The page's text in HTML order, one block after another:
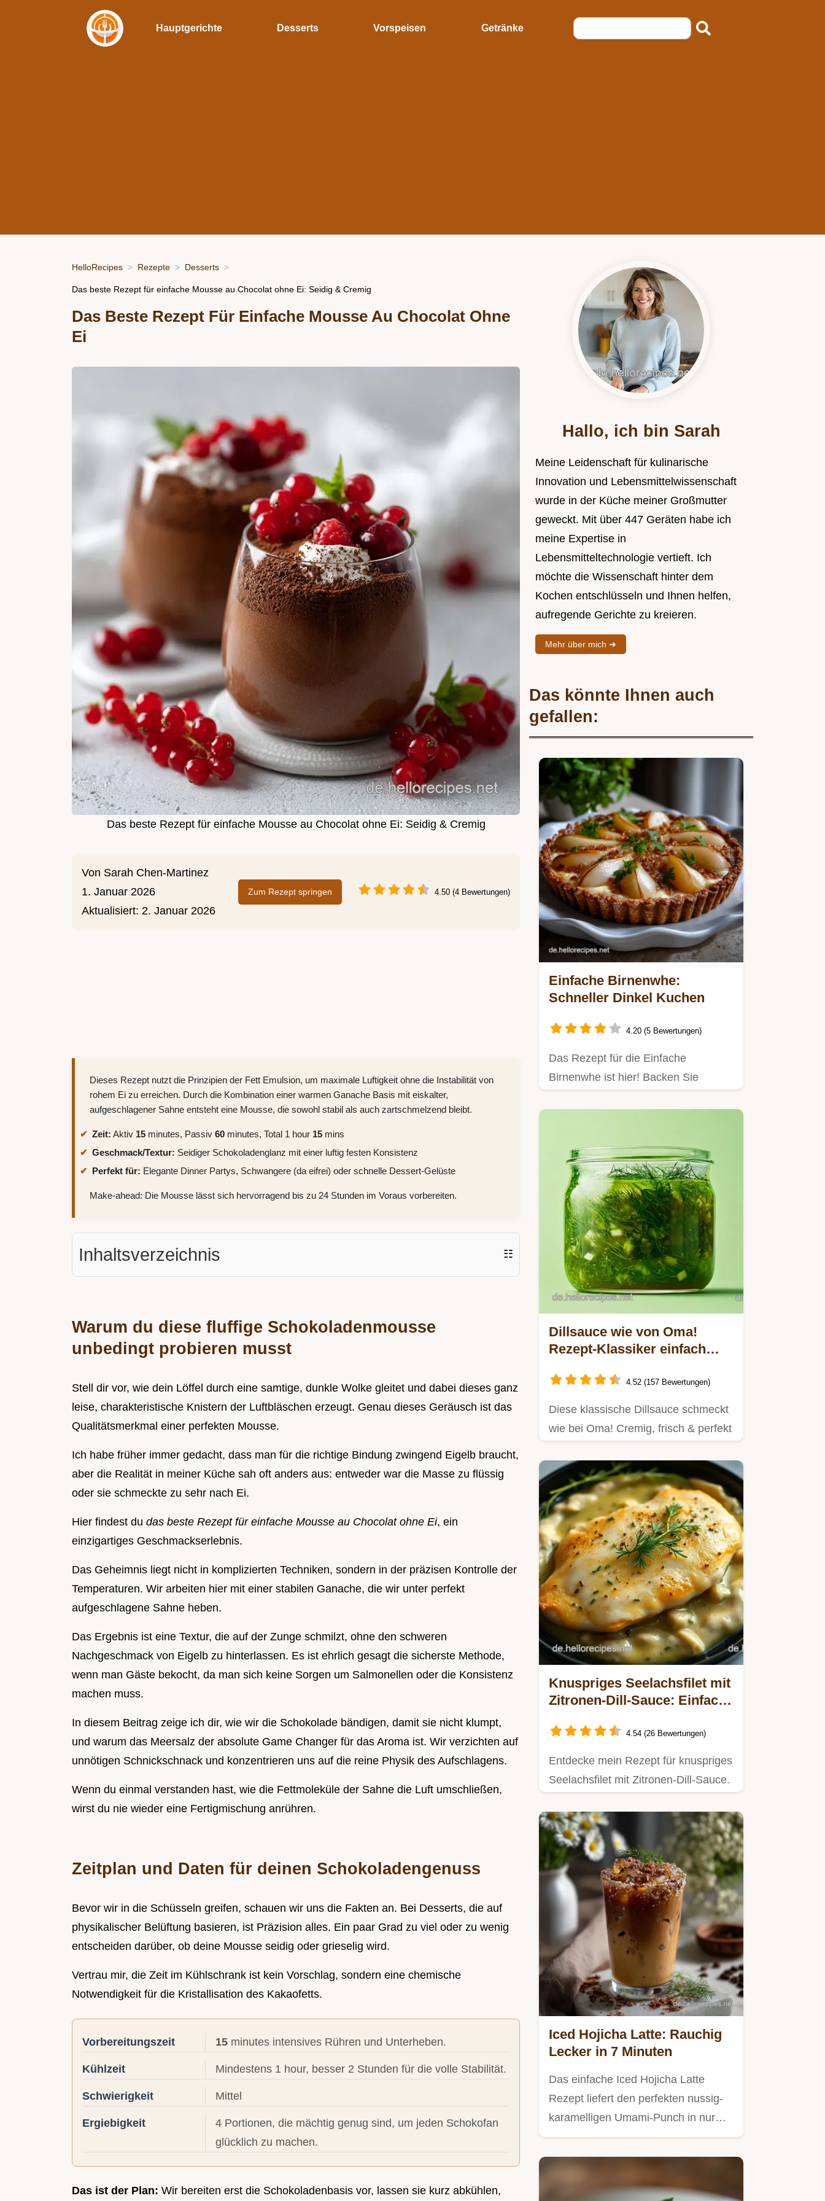
Hauptgerichte Desserts Vorspeisen Getränke
HelloRecipes Rezepte Desserts
Das beste Rezept für einfache Mousse au Chocolat ohne Ei: Seidig & Cremig
Das Beste Rezept Für Einfache Mousse Au Chocolat Ohne
Ei
Das beste Rezept für einfache Mousse au Chocolat ohne Ei: Seidig & Cremig
Von Sarah Chen-Martinez
1. Januar 2026
Aktualisiert: 2. Januar 2026
Zum Rezept springen 4.50 (4 Bewertungen)
Dieses Rezept nutzt die Prinzipien der Fett Emulsion, um maximale Luftigkeit ohne die Instabilität von
rohem Ei zu erreichen. Durch die Kombination einer warmen Ganache Basis mit eiskalter,
aufgeschlagener Sahne entsteht eine Mousse, die sowohl stabil als auch zartschmelzend bleibt.
Zeit: Aktiv 15 minutes, Passiv 60 minutes, Total 1 hour 15 mins
Geschmack/Textur: Seidiger Schokoladenglanz mit einer luftig festen Konsistenz
Perfekt für: Elegante Dinner Partys, Schwangere (da eifrei) oder schnelle Dessert-Gelüste
Make-ahead: Die Mousse lässt sich hervorragend bis zu 24 Stunden im Voraus vorbereiten.
Inhaltsverzeichnis ☷
Warum du diese fluffige Schokoladenmousse
unbedingt probieren musst
Stell dir vor, wie dein Löffel durch eine samtige, dunkle Wolke gleitet und dabei dieses ganz
leise, charakteristische Knistern der Luftbläschen erzeugt. Genau dieses Geräusch ist das
Qualitätsmerkmal einer perfekten Mousse.
Ich habe früher immer gedacht, dass man für die richtige Bindung zwingend Eigelb braucht,
aber die Realität in meiner Küche sah oft anders aus: entweder war die Masse zu flüssig
oder sie schmeckte zu sehr nach Ei.
Hier findest du das beste Rezept für einfache Mousse au Chocolat ohne Ei, ein
einzigartiges Geschmackserlebnis.
Das Geheimnis liegt nicht in komplizierten Techniken, sondern in der präzisen Kontrolle der
Temperaturen. Wir arbeiten hier mit einer stabilen Ganache, die wir unter perfekt
aufgeschlagene Sahne heben.
Das Ergebnis ist eine Textur, die auf der Zunge schmilzt, ohne den schweren
Nachgeschmack von Eigelb zu hinterlassen. Es ist ehrlich gesagt die sicherste Methode,
wenn man Gäste bekocht, da man sich keine Sorgen um Salmonellen oder die Konsistenz
machen muss.
In diesem Beitrag zeige ich dir, wie wir die Schokolade bändigen, damit sie nicht klumpt,
und warum das Meersalz der absolute Game Changer für das Aroma ist. Wir verzichten auf
unnötigen Schnickschnack und konzentrieren uns auf die reine Physik des Aufschlagens.
Wenn du einmal verstanden hast, wie die Fettmoleküle der Sahne die Luft umschließen,
wirst du nie wieder eine Fertigmischung anrühren.
Zeitplan und Daten für deinen Schokoladengenuss
Bevor wir in die Schüsseln greifen, schauen wir uns die Fakten an. Bei Desserts, die auf
physikalischer Belüftung basieren, ist Präzision alles. Ein paar Grad zu viel oder zu wenig
entscheiden darüber, ob deine Mousse seidig oder grieselig wird.
Vertrau mir, die Zeit im Kühlschrank ist kein Vorschlag, sondern eine chemische
Notwendigkeit für die Kristallisation des Kakaofetts.
Vorbereitungszeit 15 minutes intensives Rühren und Unterheben.
Kühlzeit Mindestens 1 hour, besser 2 Stunden für die volle Stabilität.
Schwierigkeit Mittel
Ergiebigkeit
4 Portionen, die mächtig genug sind, um jeden Schokofan
glücklich zu machen.
Das ist der Plan: Wir bereiten erst die Schokoladenbasis vor, lassen sie kurz abkühlen,
Hallo, ich bin Sarah
Meine Leidenschaft für kulinarische
Innovation und Lebensmittelwissenschaft
wurde in der Küche meiner Großmutter
geweckt. Mit über 447 Geräten habe ich
meine Expertise in
Lebensmitteltechnologie vertieft. Ich
möchte die Wissenschaft hinter dem
Kochen entschlüsseln und Ihnen helfen,
aufregende Gerichte zu kreieren.
Mehr über mich ➜
Das könnte Ihnen auch
gefallen:
Einfache Birnenwhe:
Schneller Dinkel Kuchen
4.20 (5 Bewertungen)
Das Rezept für die Einfache
Birnenwhe ist hier! Backen Sie
Dillsauce wie von Oma!
Rezept-Klassiker einfach
4.52 (157 Bewertungen)
Diese klassische Dillsauce schmeckt
wie bei Oma! Cremig, frisch & perfekt
Knuspriges Seelachsfilet mit
Zitronen-Dill-Sauce: Einfach
4.54 (26 Bewertungen)
Entdecke mein Rezept für knuspriges
Seelachsfilet mit Zitronen-Dill-Sauce.
Iced Hojicha Latte: Rauchig
Lecker in 7 Minuten
Das einfache Iced Hojicha Latte
Rezept liefert den perfekten nussig-
karamelligen Umami-Punch in nur…